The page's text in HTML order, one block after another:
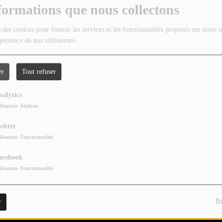
que nous collectons
cookies pour fournir les services et les fonctionnalités proposés sur notre
de nos utilisateurs.
Tout refuser
Analyse
Fonctionnalité
Fonctionnalité